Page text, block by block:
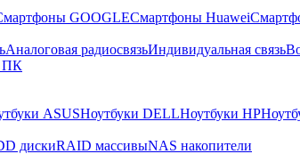
GOOGLEСмартфоны Huawei
Аналоговая радиосвязьИндивидуальная связь
ПК
ASUSНоутбуки DELLНоутбуки HP
дискиRAID массивыNAS накопители